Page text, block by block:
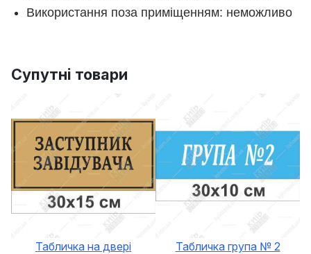
Використання поза приміщенням: неможливо
Супутні товари
Табличка на двері
Табличка група № 2